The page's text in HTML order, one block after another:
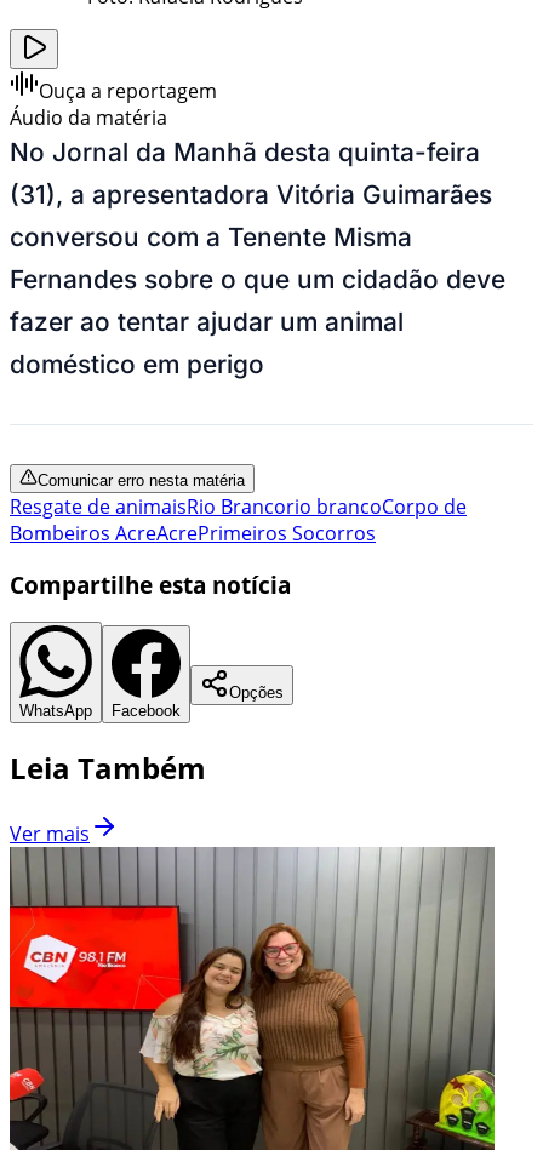
Ouça a reportagem
Áudio da matéria
No Jornal da Manhã desta quinta-feira
(31), a apresentadora Vitória Guimarães
conversou com a Tenente Misma
Fernandes sobre o que um cidadão deve
fazer ao tentar ajudar um animal
doméstico em perigo
Comunicar erro nesta matéria
Resgate de animaisRio Brancorio brancoCorpo de
Bombeiros AcreAcrePrimeiros Socorros
Compartilhe esta notícia
WhatsApp Facebook
Opções
Leia Também
Ver mais